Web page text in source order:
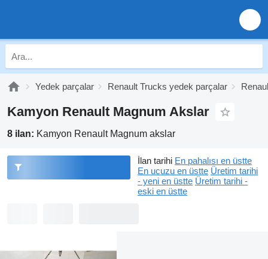
Yedek parçalar Renault Trucks yedek parçalar
Kamyon Renault Magnum Akslar
8 ilan: Kamyon Renault Magnum akslar
İlan tarihi En pahalısı en üstte
En ucuzu en üstte Üretim tarihi
- yeni en üstte Üretim tarihi -
eski en üstte